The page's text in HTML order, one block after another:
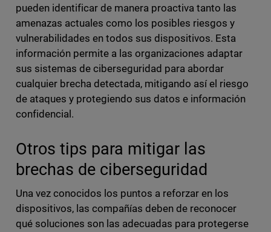
pueden identificar de manera proactiva tanto las
amenazas actuales como los posibles riesgos y
vulnerabilidades en todos sus dispositivos. Esta
información permite a las organizaciones adaptar
sus sistemas de ciberseguridad para abordar
cualquier brecha detectada, mitigando así el riesgo
de ataques y protegiendo sus datos e información
confidencial.
Otros tips para mitigar las
brechas de ciberseguridad
Una vez conocidos los puntos a reforzar en los
dispositivos, las compañías deben de reconocer
qué soluciones son las adecuadas para protegerse